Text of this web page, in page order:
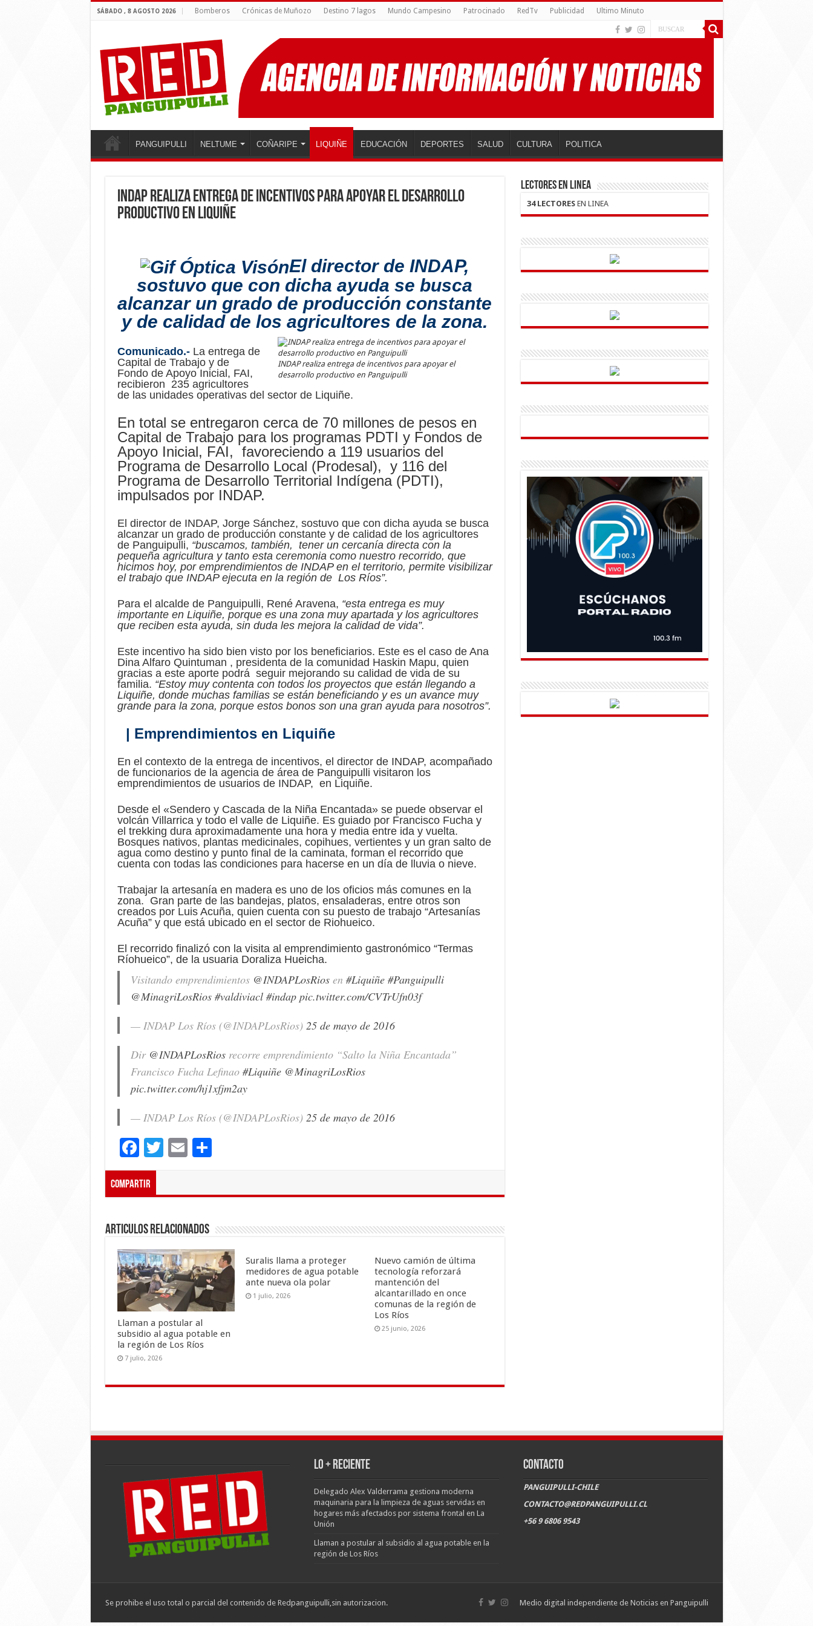
SÁBADO , 8 AGOSTO 2026 Bomberos Crónicas de Muñozo Destino 7 lagos Mundo Campesino Patrocinado RedTv Publicidad Ultimo Minuto
PANGUIPULLI NELTUME COÑARIPE LIQUIÑE EDUCACIÓN DEPORTES SALUD CULTURA POLITICA
INDAP realiza entrega de incentivos para apoyar el desarrollo
productivo en Liquiñe
El director de INDAP,
sostuvo que con dicha ayuda se busca
alcanzar un grado de producción constante
y de calidad de los agricultores de la zona.
INDAP realiza entrega de incentivos para apoyar el
desarrollo productivo en Panguipulli
Comunicado.-La entrega de
Capital de Trabajo y de
Fondo de Apoyo Inicial, FAI,
recibieron 235 agricultores
de las unidades operativas del sector de Liquiñe.
En total se entregaron cerca de 70 millones de pesos en
Capital de Trabajo para los programas PDTI y Fondos de
Apoyo Inicial, FAI, favoreciendo a 119 usuarios del
Programa de Desarrollo Local (Prodesal), y 116 del
Programa de Desarrollo Territorial Indígena (PDTI),
impulsados por INDAP.
El director de INDAP, Jorge Sánchez, sostuvo que con dicha ayuda se busca
alcanzar un grado de producción constante y de calidad de los agricultores
de Panguipulli, “buscamos, también, tener un cercanía directa con la
pequeña agricultura y tanto esta ceremonia como nuestro recorrido, que
hicimos hoy, por emprendimientos de INDAP en el territorio, permite visibilizar
el trabajo que INDAP ejecuta en la región de Los Ríos”.
Para el alcalde de Panguipulli, René Aravena, “esta entrega es muy
importante en Liquiñe, porque es una zona muy apartada y los agricultores
que reciben esta ayuda, sin duda les mejora la calidad de vida”.
Este incentivo ha sido bien visto por los beneficiarios. Este es el caso de Ana
Dina Alfaro Quintuman , presidenta de la comunidad Haskin Mapu, quien
gracias a este aporte podrá seguir mejorando su calidad de vida de su
familia. “Estoy muy contenta con todos los proyectos que están llegando a
Liquiñe, donde muchas familias se están beneficiando y es un avance muy
grande para la zona, porque estos bonos son una gran ayuda para nosotros”.
| Emprendimientos en Liquiñe
En el contexto de la entrega de incentivos, el director de INDAP, acompañado
de funcionarios de la agencia de área de Panguipulli visitaron los
emprendimientos de usuarios de INDAP, en Liquiñe.
Desde el «Sendero y Cascada de la Niña Encantada» se puede observar el
volcán Villarrica y todo el valle de Liquiñe. Es guiado por Francisco Fucha y
el trekking dura aproximadamente una hora y media entre ida y vuelta.
Bosques nativos, plantas medicinales, copihues, vertientes y un gran salto de
agua como destino y punto final de la caminata, forman el recorrido que
cuenta con todas las condiciones para hacerse en un día de lluvia o nieve.
Trabajar la artesanía en madera es uno de los oficios más comunes en la
zona. Gran parte de las bandejas, platos, ensaladeras, entre otros son
creados por Luis Acuña, quien cuenta con su puesto de trabajo “Artesanías
Acuña” y que está ubicado en el sector de Riohueico.
El recorrido finalizó con la visita al emprendimiento gastronómico “Termas
Ríohueico”, de la usuaria Doraliza Hueicha.
Visitando emprendimientos @INDAPLosRiosen #Liquiñe #Panguipulli
@MinagriLosRios #valdiviacl #indap pic.twitter.com/CVTrUfn03f
— INDAP Los Ríos (@INDAPLosRios) 25 de mayo de 2016
Dir @INDAPLosRiosrecorre emprendimiento “Salto la Niña Encantada”
Francisco Fucha Lefinao #Liquiñe @MinagriLosRios
pic.twitter.com/hj1xfjm2ay
— INDAP Los Ríos (@INDAPLosRios) 25 de mayo de 2016
F
ac
e
o
o
k
T E
C
ar
ti
r
Compartir
Articulos Relacionados
Llaman a postular al
subsidio al agua potable en
la región de Los Ríos
7 julio, 2026
Suralis llama a proteger
medidores de agua potable
ante nueva ola polar
1 julio, 2026
Nuevo camión de última
tecnología reforzará
mantención del
alcantarillado en once
comunas de la región de
Los Ríos
25 junio, 2026
LECTORES EN LINEA
34 LECTORESEN LINEA
LO + RECIENTE
Delegado Alex Valderrama gestiona moderna
maquinaria para la limpieza de aguas servidas en
hogares más afectados por sistema frontal en La
Unión
Llaman a postular al subsidio al agua potable en la
región de Los Ríos
CONTACTO
PANGUIPULLI-CHILE
CONTACTO@REDPANGUIPULLI.CL
+56 9 6806 9543
Medio digital independiente de Noticias en Panguipulli
Se prohibe el uso total o parcial del contenido de Redpanguipulli,sin autorizacion.